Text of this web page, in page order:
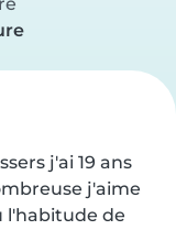
j'ai 19 ans
j'aime
l'habitude de